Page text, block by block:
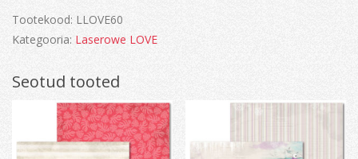
Tootekood: LLOVE60
Kategooria: Laserowe LOVE
Seotud tooted